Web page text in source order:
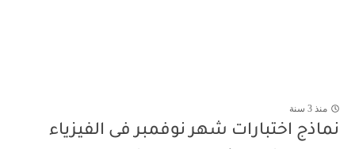
منذ 3 سنة
نماذج اختبارات شهر نوفمبر فى الفيزياء